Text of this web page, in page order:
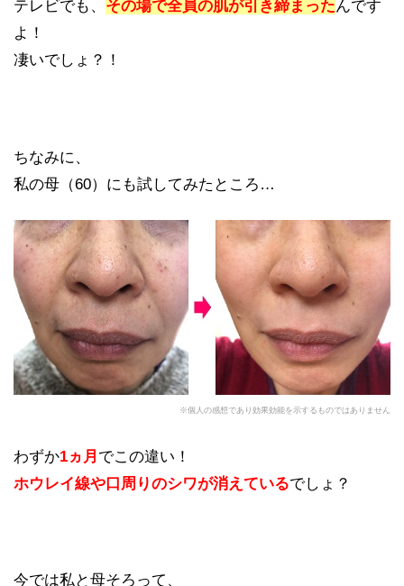
テレビでも、 その場で全員の肌が引き締まったんです
よ！
凄いでしょ？！
ちなみに、
私の母（60）にも試してみたところ…
※個人の感想であり効果効能を示するものではありません
わずか1ヵ月 でこの違い！
ホウレイ線や口周りのシワが消えているでしょ？
今では私と母そろって、